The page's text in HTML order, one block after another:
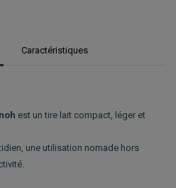
Caractéristiques
est un tire lait compact, léger et
une utilisation nomade hors